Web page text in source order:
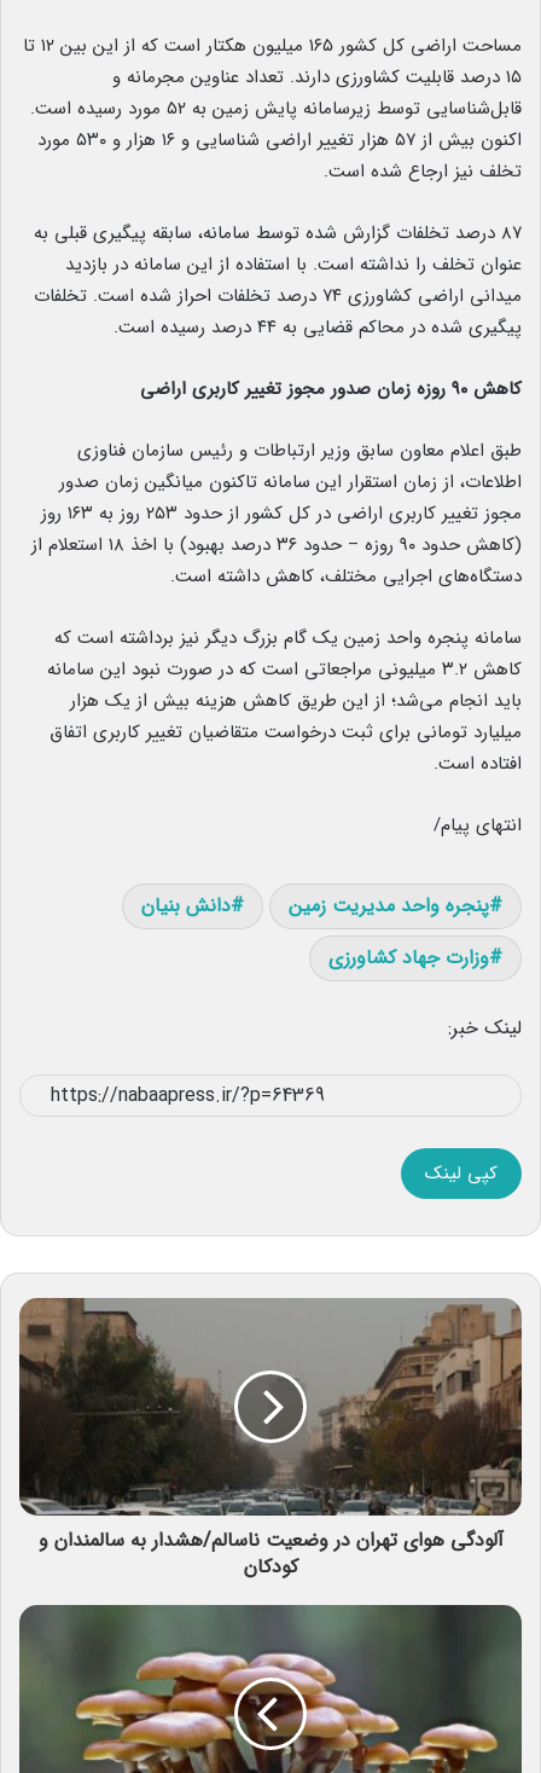
مساحت اراضی کل کشور ۱۶۵ میلیون هکتار است که از این بین ۱۲ تا
۱۵ درصد قابلیت کشاورزی دارند. تعداد عناوین مجرمانه و
قابل‌شناسایی توسط زیرسامانه پایش زمین به ۵۲ مورد رسیده است.
اکنون بیش از ۵۷ هزار تغییر اراضی شناسایی و ۱۶ هزار و ۵۳۰ مورد
تخلف نیز ارجاع شده است.
۸۷ درصد تخلفات گزارش شده توسط سامانه، سابقه پیگیری قبلی به
عنوان تخلف را نداشته است. با استفاده از این سامانه در بازدید
میدانی اراضی کشاورزی ۷۴ درصد تخلفات احراز شده است. تخلفات
پیگیری شده در محاکم قضایی به ۴۴ درصد رسیده است.
کاهش ۹۰ روزه زمان صدور مجوز تغییر کاربری اراضی
طبق اعلام معاون سابق وزیر ارتباطات و رئیس سازمان فناوزی
اطلاعات، از زمان استقرار این سامانه تاکنون میانگین زمان صدور
مجوز تغییر کاربری اراضی در کل کشور از حدود ۲۵۳ روز به ۱۶۳ روز
(کاهش حدود ۹۰ روزه – حدود ۳۶ درصد بهبود) با اخذ ۱۸ استعلام از
دستگاه‌های اجرایی مختلف، کاهش داشته است.
سامانه پنجره واحد زمین یک گام بزرگ دیگر نیز برداشته است که
کاهش ۳.۲ میلیونی مراجعاتی است که در صورت نبود این سامانه
باید انجام می‌شد؛ از این طریق کاهش هزینه بیش از یک هزار
میلیارد تومانی برای ثبت درخواست متقاضیان تغییر کاربری اتفاق
افتاده است.
انتهای پیام/
پنجره واحد مدیریت زمین
دانش بنیان
وزارت جهاد کشاورزی
لینک خبر:
کپی لینک
آلودگی هوای تهران در وضعیت ناسالم/هشدار به سالمندان و
کودکان